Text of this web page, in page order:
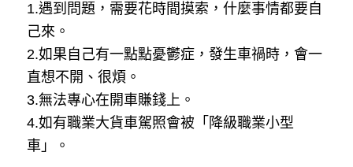
1.遇到問題，需要花時間摸索，什麼事情都要自
己來。
2.如果自己有一點點憂鬱症，發生車禍時，會一
直想不開、很煩。
3.無法專心在開車賺錢上。
4.如有職業大貨車駕照會被「降級職業小型
車」。